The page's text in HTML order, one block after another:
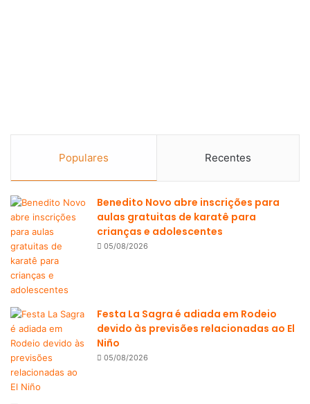
Populares Recentes
Benedito Novo abre inscrições para
aulas gratuitas de karatê para
crianças e adolescentes
05/08/2026
Festa La Sagra é adiada em Rodeio
devido às previsões relacionadas ao El
Niño
05/08/2026